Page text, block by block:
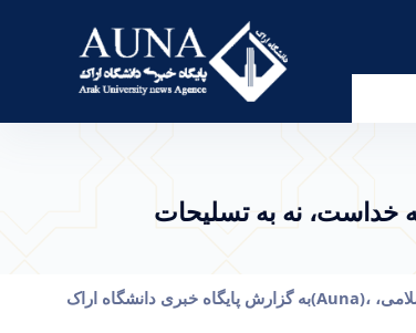
به تسلیحات - پرتال خبری دانشگاه اراک
خداست، نه به تسلیحات
به گزارش پایگاه خبری دانشگاه اراک(Auna)، در آیین گرامیداشت یاد قائد عظیم الشّأن و شهید انقلاب اسلامی،